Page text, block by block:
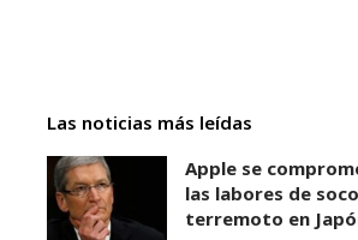
Las noticias más leídas
Apple se
las labores de
terremoto en